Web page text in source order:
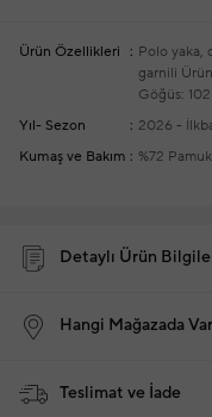
Ürün Özellikleri Polo yaka,
garnili
hazır
Yıl- Sezon
2026 -
Kumaş ve Bakım
%72
Detaylı Ürün
Hangi Mağazada
Teslimat ve İade